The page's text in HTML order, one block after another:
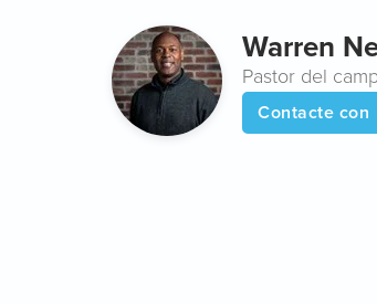
Warren
Pastor del
Contacte con